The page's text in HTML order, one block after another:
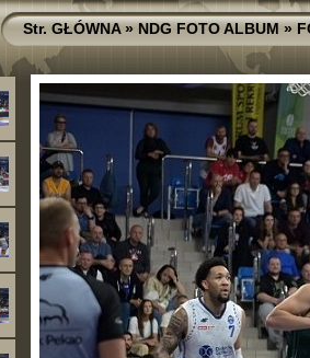
Str. GŁÓWNA»NDG FOTO ALBUM»